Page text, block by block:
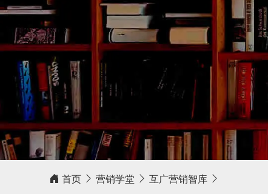
让每一分营销投入都见效 助您构建出通向成功的
您的营收增长合伙人
掌握互联网广告营销行
行业发展潮流
客户评价
相信我，互广营销，值得信赖！
首页 营销学堂 互广营销智库